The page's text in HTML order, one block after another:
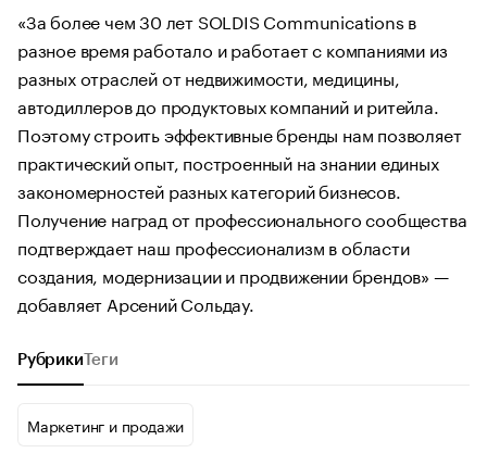
«За более чем 30 лет SOLDIS Communications в
разное время работало и работает с компаниями из
разных отраслей от недвижимости, медицины,
автодиллеров до продуктовых компаний и ритейла.
Поэтому строить эффективные бренды нам позволяет
практический опыт, построенный на знании единых
закономерностей разных категорий бизнесов.
Получение наград от профессионального сообщества
подтверждает наш профессионализм в области
создания, модернизации и продвижении брендов» —
добавляет Арсений Сольдау.
Рубрики Теги
Маркетинг и продажи